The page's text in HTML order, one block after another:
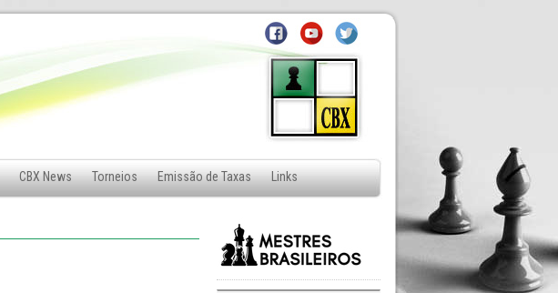
CBX News Torneios Emissão de Taxas Links